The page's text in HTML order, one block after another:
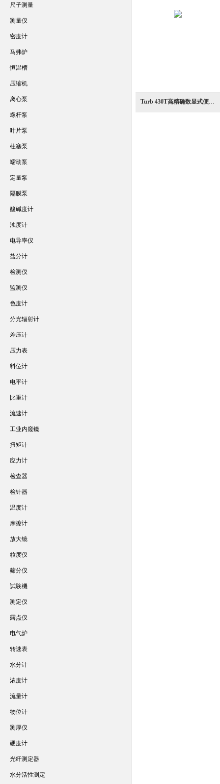
Turb 430T高精确数显式便携型高操作型色度测量浊度计
尺子测量
测量仪
密度计
马弗炉
恒温槽
压缩机
离心泵
螺杆泵
叶片泵
柱塞泵
蠕动泵
定量泵
隔膜泵
酸碱度计
浊度计
电导率仪
盐分计
检测仪
监测仪
色度计
分光辐射计
差压计
压力表
料位计
电平计
比重计
流速计
工业内窥镜
扭矩计
应力计
检查器
检针器
温度计
摩擦计
放大镜
粒度仪
筛分仪
試験機
测定仪
露点仪
电气炉
转速表
水分计
浓度计
流量计
物位计
测厚仪
硬度计
光纤测定器
水分活性测定